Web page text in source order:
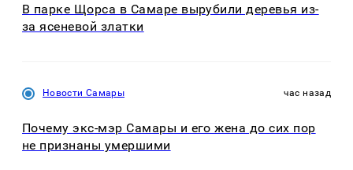
В парке Щорса в Самаре вырубили деревья из-
за ясеневой златки
Новости Самары час назад
Почему экс-мэр Самары и его жена до сих пор
не признаны умершими